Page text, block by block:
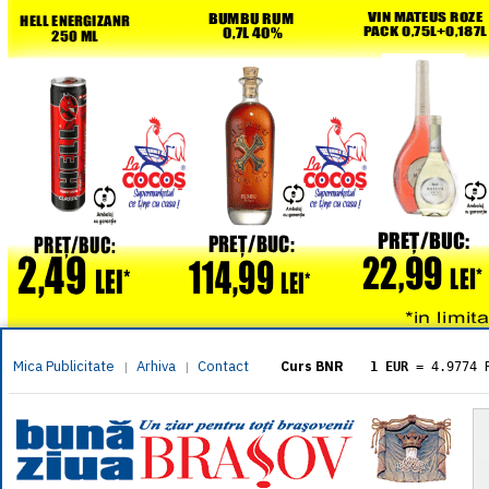
Mica Publicitate | Arhiva | Contact Curs BNR 1 EUR = 4.9774
= 5.8304
1 XAU= 464.4611
1 AED= 1.1933
1 AUD= 2.7957
1 BGN= 2.5449